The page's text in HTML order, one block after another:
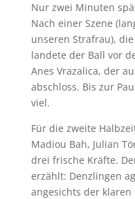
Nur zwei Minuten
Nach einer Szene
unseren Strafrau),
landete der Ball vor
Anes Vrazalica, der
abschloss. Bis zur
viel.
Für die zweite
Madiou Bah, Julian
drei frische Kräfte.
erzählt: Denzlingen
angesichts der